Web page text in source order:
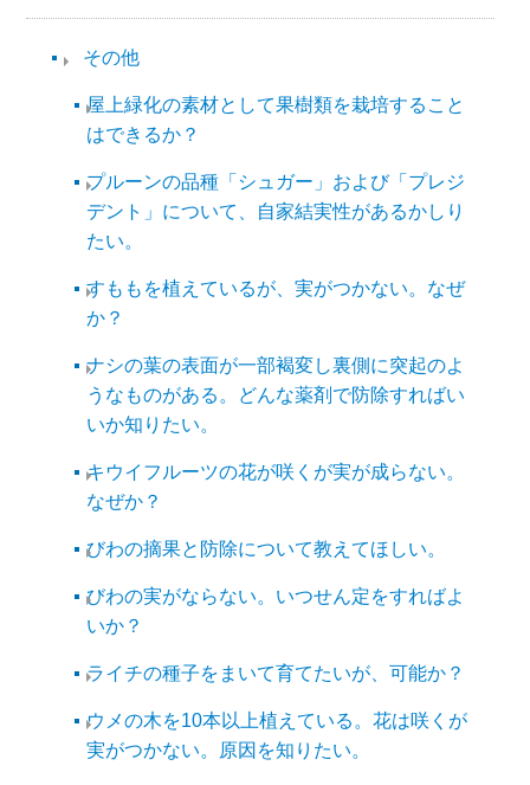
その他​
屋上緑化の素材として果樹類を栽培すること
はできるか？
プルーンの品種「シュガー」および「プレジ
デント」について、自家結実性があるかしり
たい。
すももを植えているが、実がつかない。なぜ
か？
ナシの葉の表面が一部褐変し裏側に突起のよ
うなものがある。どんな薬剤で防除すればい
いか知りたい。
キウイフルーツの花が咲くが実が成らない。
なぜか？
びわの摘果と防除について教えてほしい。
びわの実がならない。いつせん定をすればよ
いか？
ライチの種子をまいて育てたいが、可能か？
ウメの木を10本以上植えている。花は咲くが
実がつかない。原因を知りたい。